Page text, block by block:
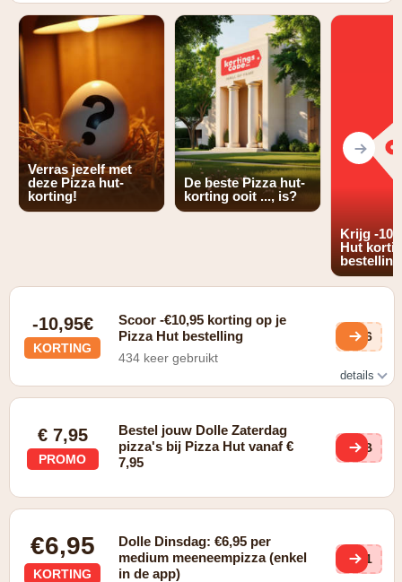
Maak gebruik van de student deals via
https://www.pizzahut.be/nl/student_deals en scoor tot
-10% korting op je pizza
Verras jezelf met
deze Pizza hut-
korting!
De beste Pizza hut-
korting ooit ..., is?
Krijg -
Hut
bestelling
-10,95€
KORTING
Scoor -€10,95 korting op je
Pizza Hut bestelling
434 keer gebruikt
5z6
details
€ 7,95
PROMO
Bestel jouw Dolle Zaterdag
pizza's bij Pizza Hut vanaf €
7,95
x3B
€6,95
KORTING
Dolle Dinsdag: €6,95 per
medium meeneempizza (enkel
in de app)
Si1